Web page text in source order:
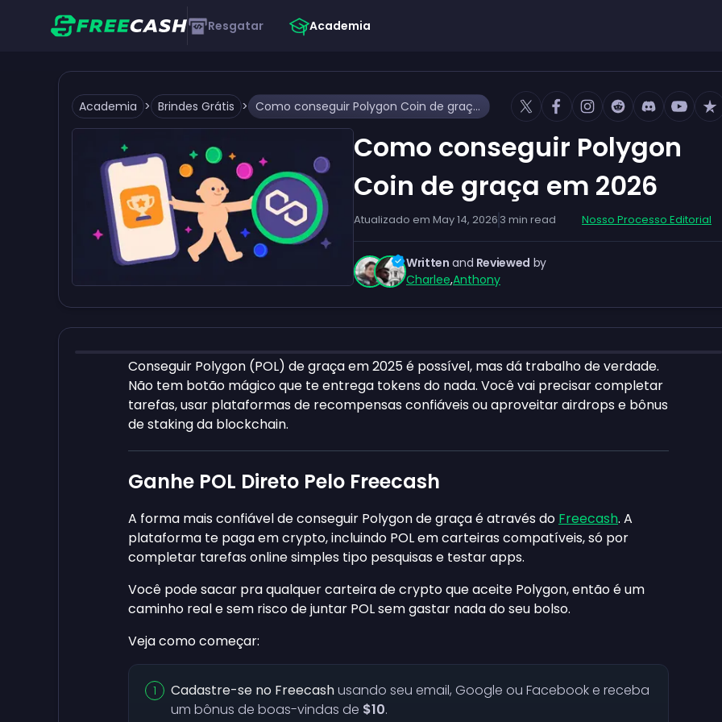
Resgatar Academia
Academia > Brindes Grátis > Como conseguir Polygon Coin de graça em 2026
Como conseguir Polygon
Coin de graça em 2026
Atualizado em May 14, 2026 3 min read Nosso Processo Editorial
Written and Reviewed by
Charlee,Anthony
Conseguir Polygon (POL) de graça em 2025 é possível, mas dá trabalho de verdade.
Não tem botão mágico que te entrega tokens do nada. Você vai precisar completar
tarefas, usar plataformas de recompensas confiáveis ou aproveitar airdrops e bônus
de staking da blockchain.
Ganhe POL Direto Pelo Freecash
A forma mais confiável de conseguir Polygon de graça é através do Freecash. A
plataforma te paga em crypto, incluindo POL em carteiras compatíveis, só por
completar tarefas online simples tipo pesquisas e testar apps.
Você pode sacar pra qualquer carteira de crypto que aceite Polygon, então é um
caminho real e sem risco de juntar POL sem gastar nada do seu bolso.
Veja como começar:
Cadastre-se no Freecashusando seu email, Google ou Facebook e receba
um bônus de boas-vindas de $10.